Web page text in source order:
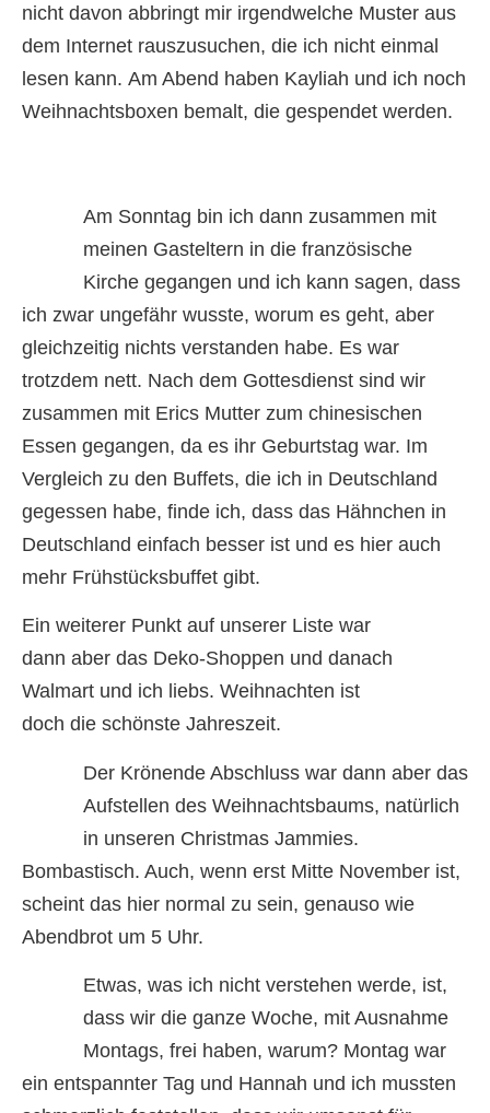
nicht davon abbringt mir irgendwelche Muster aus
dem Internet rauszusuchen, die ich nicht einmal
lesen kann. Am Abend haben Kayliah und ich noch
Weihnachtsboxen bemalt, die gespendet werden.
Am Sonntag bin ich dann zusammen mit
meinen Gasteltern in die französische
Kirche gegangen und ich kann sagen, dass
ich zwar ungefähr wusste, worum es geht, aber
gleichzeitig nichts verstanden habe. Es war
trotzdem nett. Nach dem Gottesdienst sind wir
zusammen mit Erics Mutter zum chinesischen
Essen gegangen, da es ihr Geburtstag war. Im
Vergleich zu den Buffets, die ich in Deutschland
gegessen habe, finde ich, dass das Hähnchen in
Deutschland einfach besser ist und es hier auch
mehr Frühstücksbuffet gibt.
Ein weiterer Punkt auf unserer Liste war
dann aber das Deko-Shoppen und danach
Walmart und ich liebs. Weihnachten ist
doch die schönste Jahreszeit.
Der Krönende Abschluss war dann aber das
Aufstellen des Weihnachtsbaums, natürlich
in unseren Christmas Jammies.
Bombastisch. Auch, wenn erst Mitte November ist,
scheint das hier normal zu sein, genauso wie
Abendbrot um 5 Uhr.
Etwas, was ich nicht verstehen werde, ist,
dass wir die ganze Woche, mit Ausnahme
Montags, frei haben, warum? Montag war
ein entspannter Tag und Hannah und ich mussten